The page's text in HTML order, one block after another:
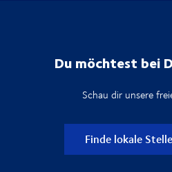
Du möchtest bei
Schau dir unsere
Finde lokale